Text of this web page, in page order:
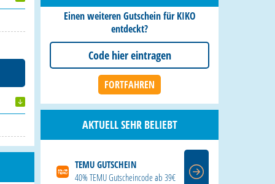
Einen weiteren Gutschein für KIKO
entdeckt?
AKTUELL SEHR BELIEBT
TEMU GUTSCHEIN
40% TEMU Gutscheincode ab 39€